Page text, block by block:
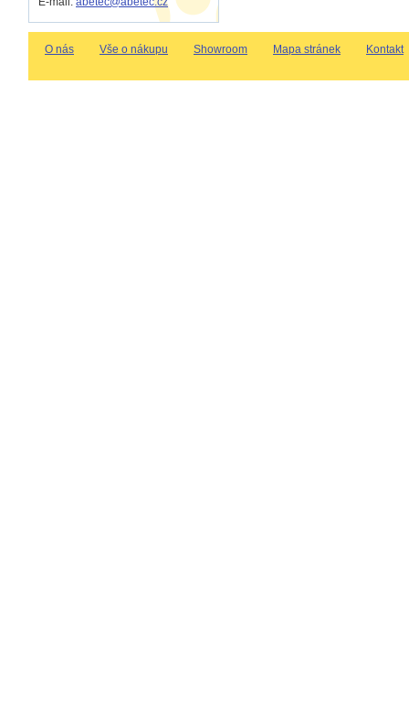
O nás Vše o nákupu Showroom Mapa stránek Kontakt